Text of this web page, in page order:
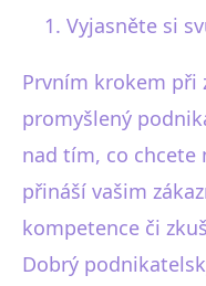
Vyjasněte si
Prvním krokem při
promyšlený
nad tím, co
přináší vašim
kompetence či
Dobrý